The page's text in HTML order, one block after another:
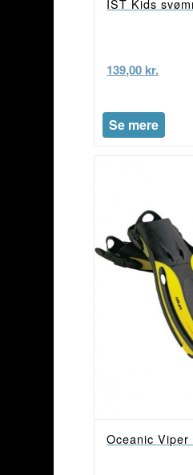
IST Kids
139,00 kr.
Se mere
Oceanic